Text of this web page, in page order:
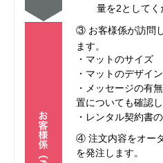
量を2としてく
③ お客様係が訪問
ます。
・マットのサイズ
・マットのデザイン
・メッセージの有
置についても確認し
・レンタル契約書
④ 注文内容をオー
を発注します。